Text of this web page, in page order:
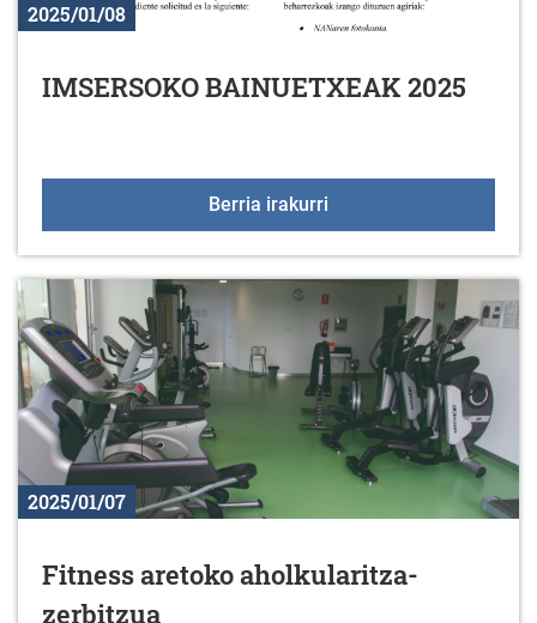
2025/01/08
IMSERSOKO BAINUETXEAK 2025
Berria irakurri
2025/01/07
Fitness aretoko aholkularitza-
zerbitzua